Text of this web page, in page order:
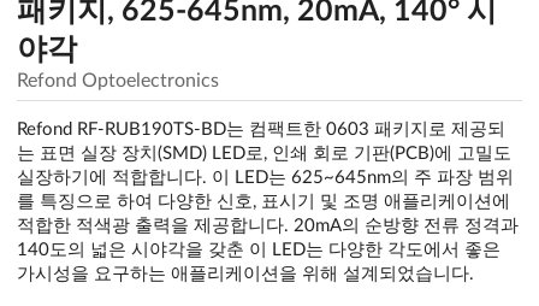
패키지, 625-645nm, 20mA, 140° 시
야각
Refond Optoelectronics
Refond RF-RUB190TS-BD는 컴팩트한 0603 패키지로 제공되
는 표면 실장 장치(SMD) LED로, 인쇄 회로 기판(PCB)에 고밀도
실장하기에 적합합니다. 이 LED는 625~645nm의 주 파장 범위
를 특징으로 하여 다양한 신호, 표시기 및 조명 애플리케이션에
적합한 적색광 출력을 제공합니다. 20mA의 순방향 전류 정격과
140도의 넓은 시야각을 갖춘 이 LED는 다양한 각도에서 좋은
가시성을 요구하는 애플리케이션을 위해 설계되었습니다.